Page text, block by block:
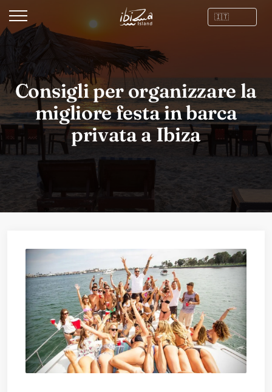
Consigli per organizzare la
migliore festa in barca
privata a Ibiza